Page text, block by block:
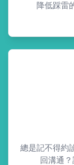
降低踩雷
總是記不得約
回溝通